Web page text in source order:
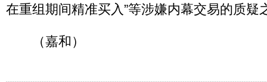
在重组期间精准买入”等涉嫌内幕交易的质疑
（嘉和）